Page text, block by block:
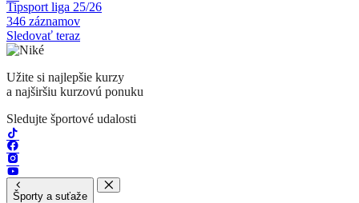
Tipsport liga 25/26
346 záznamov
Sledovať teraz
Užite si najlepšie kurzy
a najširšiu kurzovú ponuku
Sledujte športové udalosti
Športy a suťaže